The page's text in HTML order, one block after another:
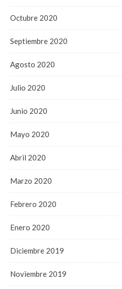
Octubre 2020
Septiembre 2020
Agosto 2020
Julio 2020
Junio 2020
Mayo 2020
Abril 2020
Marzo 2020
Febrero 2020
Enero 2020
Diciembre 2019
Noviembre 2019